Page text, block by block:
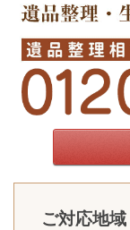
ご対応地域